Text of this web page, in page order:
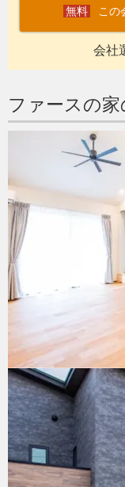
この
会社
ファースの家